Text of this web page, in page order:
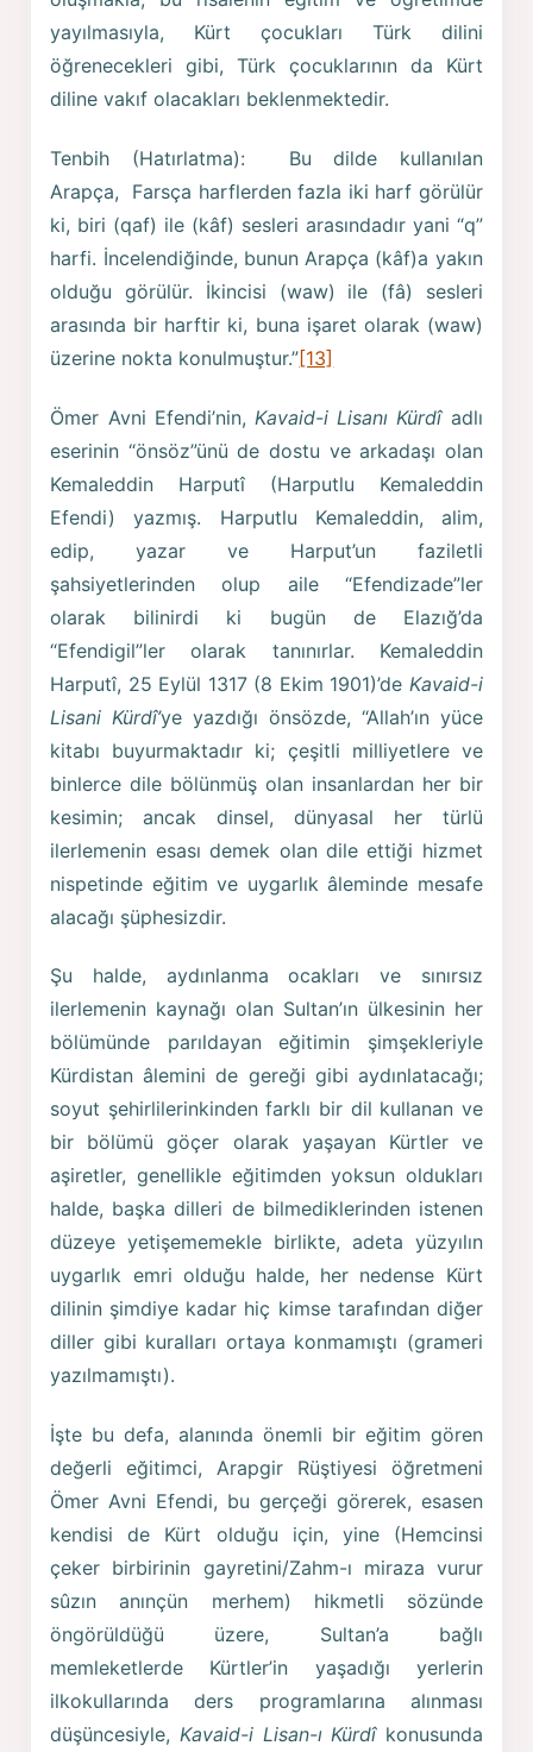
yayılmasıyla, Kürt çocukları Türk dilini
öğrenecekleri gibi, Türk çocuklarının da Kürt
diline vakıf olacakları beklenmektedir.
Tenbih (Hatırlatma): Bu dilde kullanılan
Arapça, Farsça harflerden fazla iki harf görülür
ki, biri (qaf) ile (kâf) sesleri arasındadır yani “q”
harfi. İncelendiğinde, bunun Arapça (kâf)a yakın
olduğu görülür. İkincisi (waw) ile (fâ) sesleri
arasında bir harftir ki, buna işaret olarak (waw)
üzerine nokta konulmuştur.”[13]
Ömer Avni Efendi’nin, Kavaid-i Lisanı Kürdî adlı
eserinin “önsöz”ünü de dostu ve arkadaşı olan
Kemaleddin Harputî (Harputlu Kemaleddin
Efendi) yazmış. Harputlu Kemaleddin, alim,
edip, yazar ve Harput’un faziletli
şahsiyetlerinden olup aile “Efendizade”ler
olarak bilinirdi ki bugün de Elazığ’da
“Efendigil”ler olarak tanınırlar. Kemaleddin
Harputî, 25 Eylül 1317 (8 Ekim 1901)’de Kavaid-i
Lisani Kürdî’ye yazdığı önsözde, “Allah’ın yüce
kitabı buyurmaktadır ki; çeşitli milliyetlere ve
binlerce dile bölünmüş olan insanlardan her bir
kesimin; ancak dinsel, dünyasal her türlü
ilerlemenin esası demek olan dile ettiği hizmet
nispetinde eğitim ve uygarlık âleminde mesafe
alacağı şüphesizdir.
Şu halde, aydınlanma ocakları ve sınırsız
ilerlemenin kaynağı olan Sultan’ın ülkesinin her
bölümünde parıldayan eğitimin şimşekleriyle
Kürdistan âlemini de gereği gibi aydınlatacağı;
soyut şehirlilerinkinden farklı bir dil kullanan ve
bir bölümü göçer olarak yaşayan Kürtler ve
aşiretler, genellikle eğitimden yoksun oldukları
halde, başka dilleri de bilmediklerinden istenen
düzeye yetişememekle birlikte, adeta yüzyılın
uygarlık emri olduğu halde, her nedense Kürt
dilinin şimdiye kadar hiç kimse tarafından diğer
diller gibi kuralları ortaya konmamıştı (grameri
yazılmamıştı).
İşte bu defa, alanında önemli bir eğitim gören
değerli eğitimci, Arapgir Rüştiyesi öğretmeni
Ömer Avni Efendi, bu gerçeği görerek, esasen
kendisi de Kürt olduğu için, yine (Hemcinsi
çeker birbirinin gayretini/Zahm-ı miraza vurur
sûzın anınçün merhem) hikmetli sözünde
öngörüldüğü üzere, Sultan’a bağlı
memleketlerde Kürtler’in yaşadığı yerlerin
ilkokullarında ders programlarına alınması
düşüncesiyle, Kavaid-i Lisan-ı Kürdî konusunda